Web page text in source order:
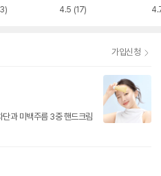
4.5 (17)
가입신청
과 미백주름 3중 핸드크림